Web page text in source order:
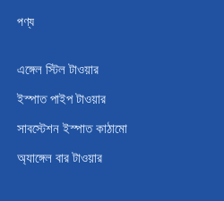
পণ্য
এঙ্গেল স্টিল টাওয়ার
ইস্পাত পাইপ টাওয়ার
সাবস্টেশন ইস্পাত কাঠামো
অ্যাঙ্গেল বার টাওয়ার